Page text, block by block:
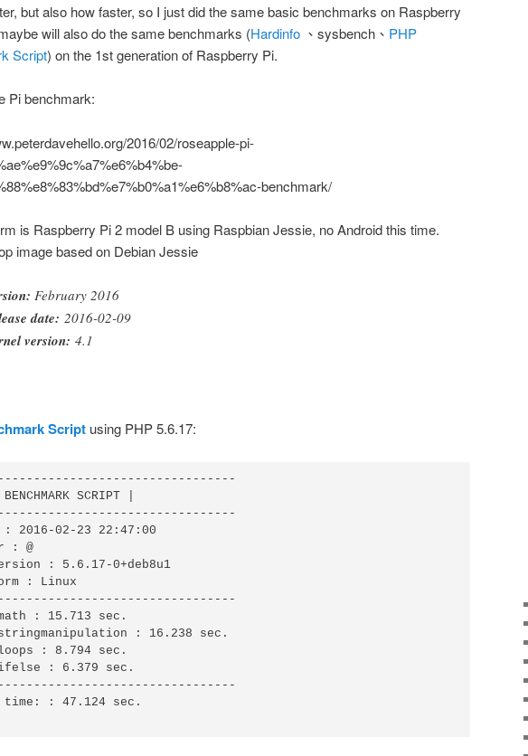
but also how faster, so I just did the same basic benchmarks on Raspberry
will also do the same benchmarks (Hardinfo 、sysbench、 PHP
Script) on the 1st generation of Raspberry Pi.
Pi benchmark:
2016/02/roseapple-pi-
benchmark/
is Raspberry Pi 2 model B using Raspbian Jessie, no Android this time.
image based on Debian Jessie
February 2016
date: 2016-02-09
version: 4.1
Script using PHP 5.6.17:
SCRIPT |
2016-02-23 22:47:00
: @
: 5.6.17-0+deb8u1
: Linux
: 15.713 sec.
: 16.238 sec.
: 8.794 sec.
: 6.379 sec.
time: : 47.124 sec.